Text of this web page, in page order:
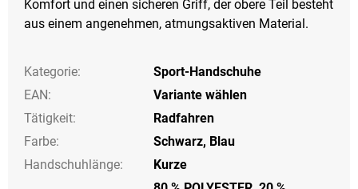
Komfort und einen sicheren Griff, der obere Teil besteht
aus einem angenehmen, atmungsaktiven Material.
Kategorie:
Sport-Handschuhe
EAN:
Variante wählen
Tätigkeit:
Radfahren
Farbe: Schwarz, Blau
Handschuhlänge: Kurze